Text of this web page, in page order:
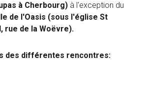
à Cherbourg)à l'exception du
de l'Oasis (sous l'église St
rue de la Woëvre).
des différentes rencontres: